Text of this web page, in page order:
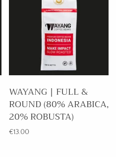
WAYANG | FULL &
ROUND (80% ARABICA,
20% ROBUSTA)
€13.00